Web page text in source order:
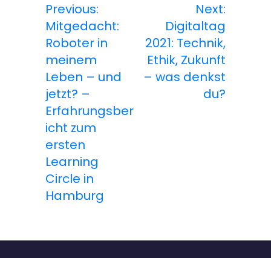
B
e
i
t
r
a
g
s
Previous:
Mitgedacht:
Roboter in
meinem
Leben – und
jetzt? –
Erfahrungsber
icht zum
ersten
Learning
Circle in
Hamburg
Next:
Digitaltag
2021: Technik,
Ethik, Zukunft
– was denkst
du?